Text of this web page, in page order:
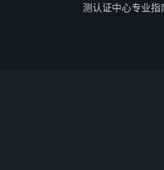
测认证中心专业指